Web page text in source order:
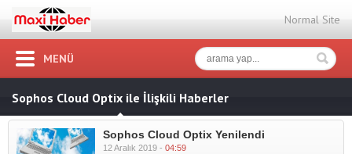
Normal Site
MENÜ
Sophos Cloud Optix ile İlişkili Haberler
Sophos Cloud Optix Yenilendi
12 Aralık 2019 - 04:59